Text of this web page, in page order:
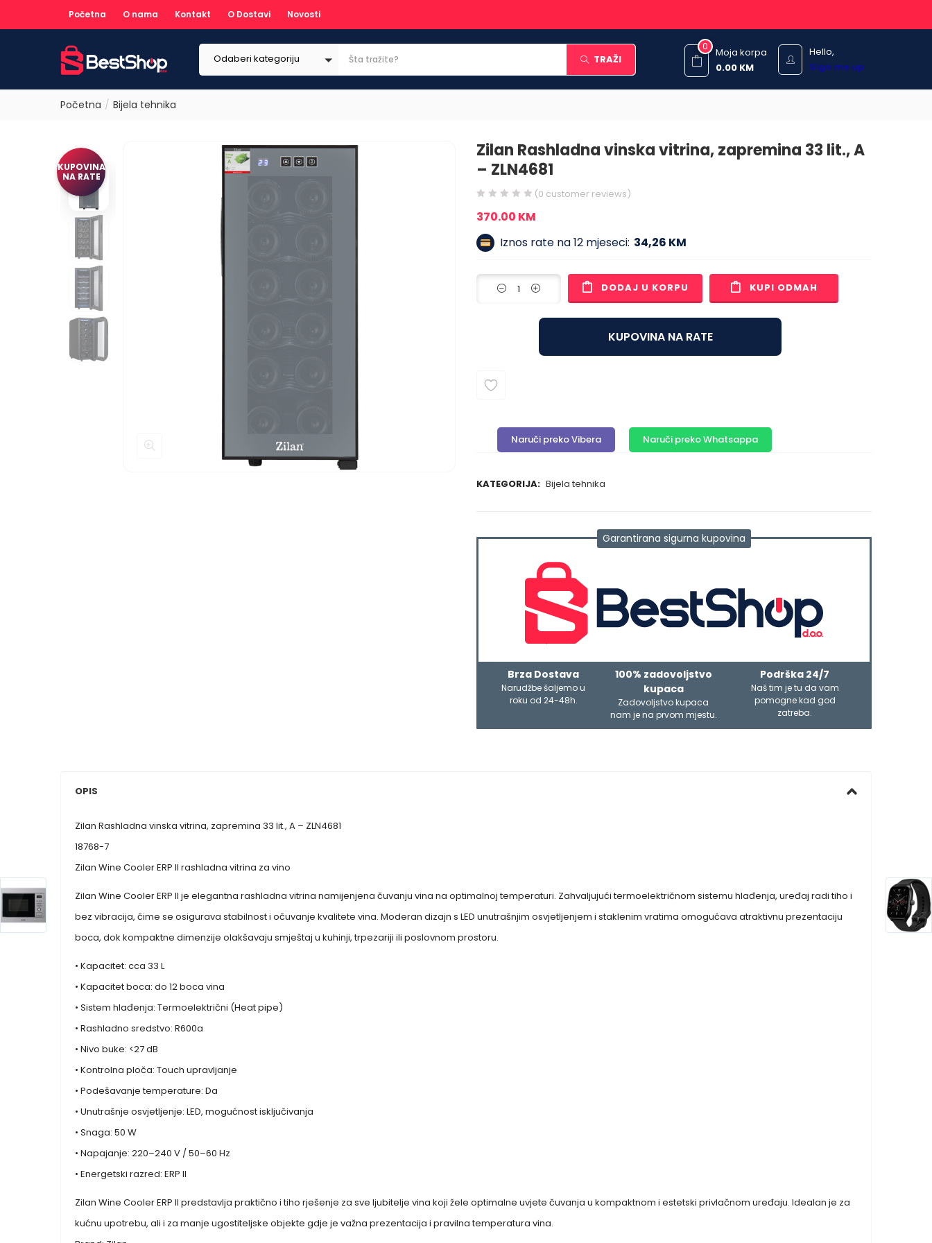
Početna O nama Kontakt O Dostavi Novosti
Odaberi kategoriju TRAŽI
Hello,
Sign me up
0
Moja korpa
0.00 KM
Početna Bijela tehnika
KUPOVINA
NA RATE
Zilan Rashladna vinska vitrina, zapremina 33 lit., A
– ZLN4681
(0 customer reviews)
370.00 KM
Iznos rate na 12 mjeseci: 34,26 KM
DODAJ U KORPU KUPI ODMAH
KUPOVINA NA RATE
Naruči preko Vibera Naruči preko Whatsappa
KATEGORIJA: Bijela tehnika
Garantirana sigurna kupovina
Brza Dostava
Narudžbe šaljemo u
roku od 24-48h.
100% zadovoljstvo
kupaca
Zadovoljstvo kupaca
nam je na prvom mjestu.
Podrška 24/7
Naš tim je tu da vam
pomogne kad god
zatreba.
OPIS
Zilan Rashladna vinska vitrina, zapremina 33 lit., A – ZLN4681
18768-7
Zilan Wine Cooler ERP II rashladna vitrina za vino
Zilan Wine Cooler ERP II je elegantna rashladna vitrina namijenjena čuvanju vina na optimalnoj temperaturi. Zahvaljujući termoelektričnom sistemu hlađenja, uređaj radi tiho i
bez vibracija, čime se osigurava stabilnost i očuvanje kvalitete vina. Moderan dizajn s LED unutrašnjim osvjetljenjem i staklenim vratima omogućava atraktivnu prezentaciju
boca, dok kompaktne dimenzije olakšavaju smještaj u kuhinji, trpezariji ili poslovnom prostoru.
• Kapacitet: cca 33 L
• Kapacitet boca: do 12 boca vina
• Sistem hlađenja: Termoelektrični (Heat pipe)
• Rashladno sredstvo: R600a
• Nivo buke: <27 dB
• Kontrolna ploča: Touch upravljanje
• Podešavanje temperature: Da
• Unutrašnje osvjetljenje: LED, mogućnost isključivanja
• Snaga: 50 W
• Napajanje: 220–240 V / 50–60 Hz
• Energetski razred: ERP II
Zilan Wine Cooler ERP II predstavlja praktično i tiho rješenje za sve ljubitelje vina koji žele optimalne uvjete čuvanja u kompaktnom i estetski privlačnom uređaju. Idealan je za
kućnu upotrebu, ali i za manje ugostiteljske objekte gdje je važna prezentacija i pravilna temperatura vina.